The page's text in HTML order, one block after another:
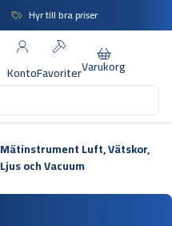
Hyr till bra priser
KontoFavoriterVarukorg
Mätinstrument Luft, Vätskor,
Ljus och Vacuum